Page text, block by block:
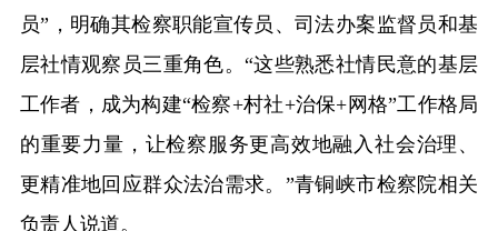
员”，明确其检察职能宣传员、司法办案监督员和基
层社情观察员三重角色。“这些熟悉社情民意的基层
工作者，成为构建“检察+村社+治保+网格”工作格局
的重要力量，让检察服务更高效地融入社会治理、
更精准地回应群众法治需求。”青铜峡市检察院相关
负责人说道。